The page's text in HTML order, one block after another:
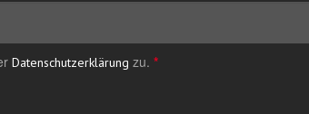
Datenschutzerklärung zu. *